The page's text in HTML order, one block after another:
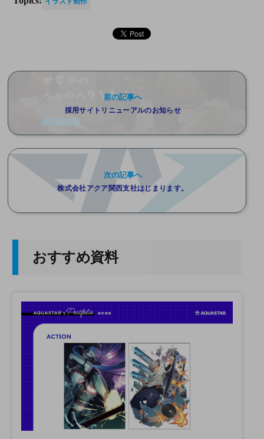
前の記事へ
採用サイトリニューアルのお知らせ
次の記事へ
株式会社アクア関⻄⽀社はじまります。
おすすめ資料